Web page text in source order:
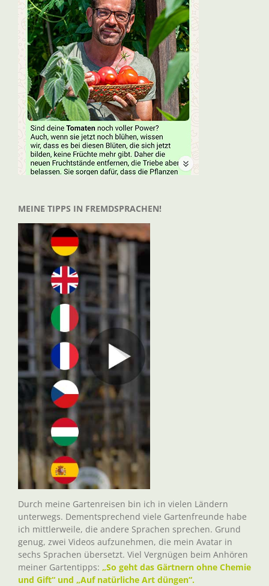
MEINE TIPPS IN FREMDSPRACHEN!
Durch meine Gartenreisen bin ich in vielen Ländern
unterwegs. Dementsprechend viele Gartenfreunde habe
ich mittlerweile, die andere Sprachen sprechen. Grund
genug, zwei Videos aufzunehmen, die mein Avatar in
sechs Sprachen übersetzt. Viel Vergnügen beim Anhören
meiner Gartentipps: „So geht das Gärtnern ohne Chemie
und Gift“ und „Auf natürliche Art düngen“.